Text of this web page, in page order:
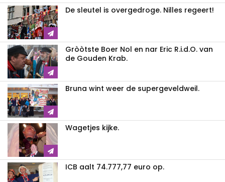
De sleutel is overgedroge. Nilles regeert!
Gròòtste Boer Nol en nar Eric R.i.d.O. van
de Gouden Krab.
Bruna wint weer de supergeveldweil.
Wagetjes kijke.
ICB aalt 74.777,77 euro op.